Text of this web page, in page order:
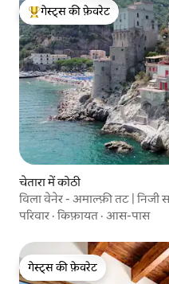
गेस्ट्स का टॉप फ़ेवरेट
गेस्ट्स की फ़ेवरेट
चेतारा में कोठी
विला वेनेर - अमाल्फ़ी तट | निजी
परिवार ·किफ़ायत · आस-पास
गेस्ट्स की फ़ेवरेट
गेस्ट्स की फ़ेवरेट